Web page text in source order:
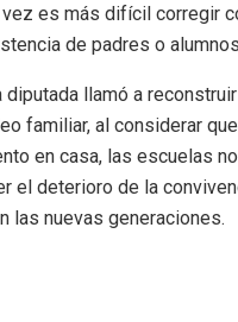
es más difícil corregir
de padres o
diputada llamó a
familiar, al considerar
en casa, las escuelas
el deterioro de la
las nuevas generaciones.